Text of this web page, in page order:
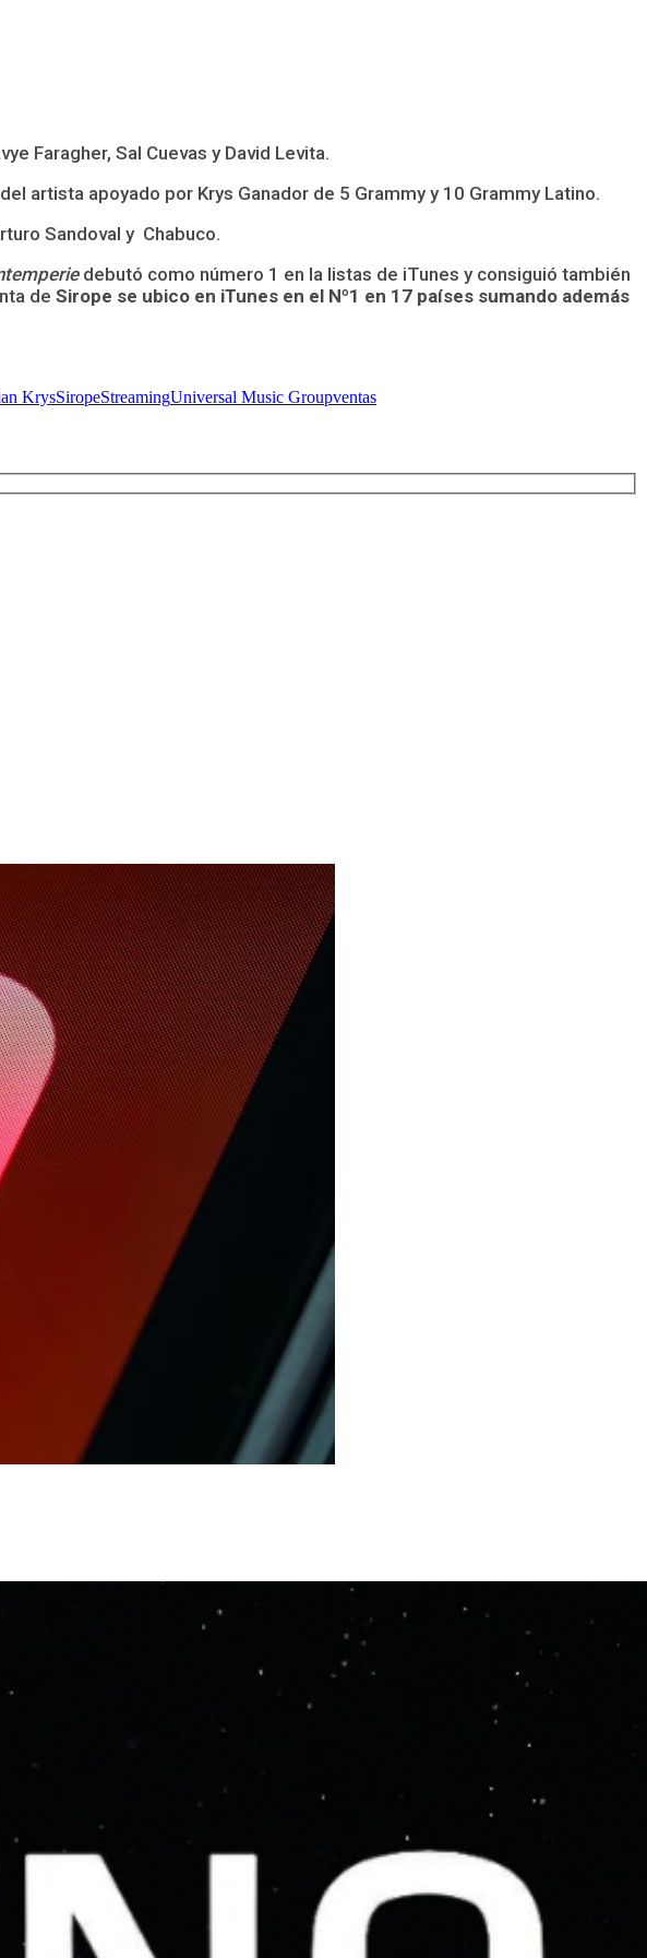
Faragher, Sal Cuevas y David Levita.
artista apoyado por Krys Ganador de 5 Grammy y 10 Grammy Latino.
Sandoval y Chabuco.
debutó como número 1 en la listas de iTunes y consiguió también
de Sirope se ubico en iTunes en el Nº1 en 17 países sumando además
KrysSiropeStreamingUniversal Music Groupventas